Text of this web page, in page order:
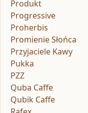
Produkt
Progressive
Proherbis
Promienie Słońca
Przyjaciele Kawy
Pukka
PZZ
Quba Caffe
Qubik Caffe